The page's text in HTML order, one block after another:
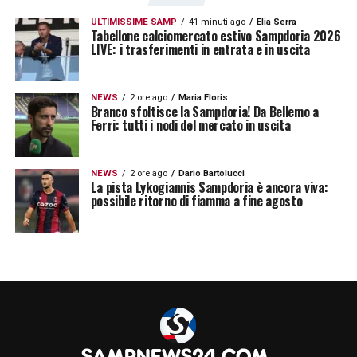
ULTIMISSIME SAMP 41 minuti ago Elia Serra
Tabellone calciomercato estivo Sampdoria 2026
LIVE: i trasferimenti in entrata e in uscita
NEWS 2 ore ago Maria Floris
Branco sfoltisce la Sampdoria! Da Bellemo a
Ferri: tutti i nodi del mercato in uscita
NEWS 2 ore ago Dario Bartolucci
La pista Lykogiannis Sampdoria è ancora viva:
possibile ritorno di fiamma a fine agosto